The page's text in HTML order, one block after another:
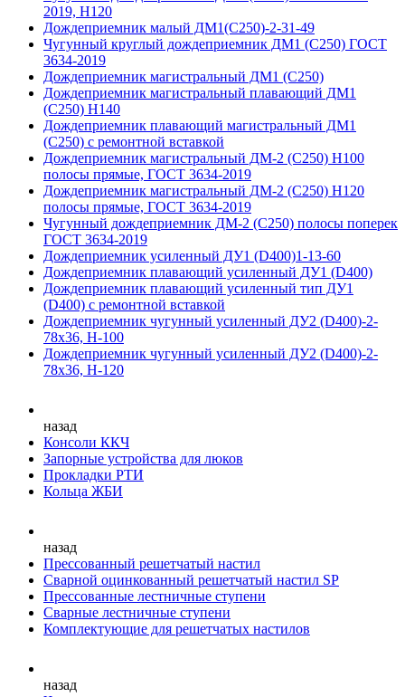
2019, H120
Дождеприемник малый ДМ1(С250)-2-31-49
Чугунный круглый дождеприемник ДМ1 (С250) ГОСТ
3634-2019
Дождеприемник магистральный ДМ1 (С250)
Дождеприемник магистральный плавающий ДМ1
(С250) H140
Дождеприемник плавающий магистральный ДМ1
(С250) с ремонтной вставкой
Дождеприемник магистральный ДМ-2 (С250) H100
полосы прямые, ГОСТ 3634-2019
Дождеприемник магистральный ДМ-2 (С250) H120
полосы прямые, ГОСТ 3634-2019
Чугунный дождеприемник ДМ-2 (C250) полосы поперек
ГОСТ 3634-2019
Дождеприемник усиленный ДУ1 (D400)1-13-60
Дождеприемник плавающий усиленный ДУ1 (D400)
Дождеприемник плавающий усиленный тип ДУ1
(D400) с ремонтной вставкой
Дождеприемник чугунный усиленный ДУ2 (D400)-2-
78х36, Н-100
Дождеприемник чугунный усиленный ДУ2 (D400)-2-
78х36, Н-120
назад
Консоли ККЧ
Запорные устройства для люков
Прокладки РТИ
Кольца ЖБИ
назад
Прессованный решетчатый настил
Сварной оцинкованный решетчатый настил SP
Прессованные лестничные ступени
Сварные лестничные ступени
Комплектующие для решетчатых настилов
назад